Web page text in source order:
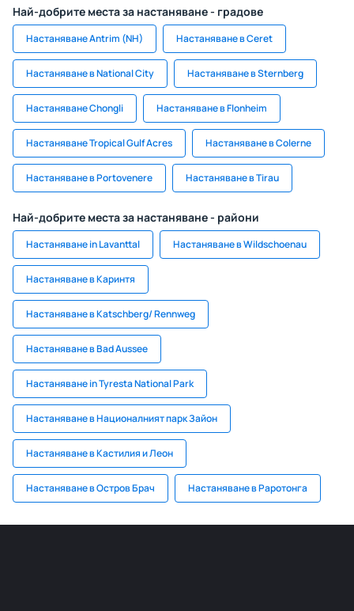
Най-добрите места за настаняване - градове
Настаняване Antrim (NH) Настаняване в Ceret
Настаняване в National City Настаняване в Sternberg
Настаняване Chongli Настаняване в Flonheim
Настаняване Tropical Gulf Acres Настаняване в Colerne
Настаняване в Portovenere Настаняване в Tirau
Най-добрите места за настаняване - райони
Настаняване in Lavanttal Настаняване в Wildschoenau
Настаняване в Каринтя
Настаняване в Katschberg/ Rennweg
Настаняване в Bad Aussee
Настаняване in Tyresta National Park
Настаняване в Националният парк Зайон
Настаняване в Кастилия и Леон
Настаняване в Остров Брач Настаняване в Раротонга